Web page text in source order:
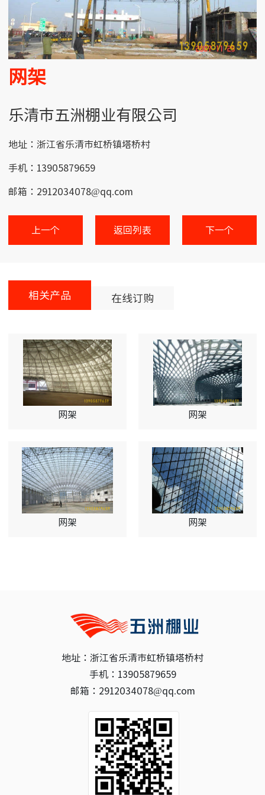
网架
乐清市五洲棚业有限公司
地址：浙江省乐清市虹桥镇塔桥村
手机：13905879659
邮箱：2912034078@qq.com
上一个 返回列表 下一个
相关产品 在线订购
网架 网架
网架 网架
地址：浙江省乐清市虹桥镇塔桥村
手机：13905879659
邮箱：2912034078@qq.com